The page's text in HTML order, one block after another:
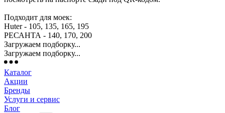
Подходит для моек:
Huter - 105, 135, 165, 195
РЕСАНТА - 140, 170, 200
Загружаем подборку...
Загружаем подборку...
Каталог
Акции
Бренды
Услуги и сервис
Блог